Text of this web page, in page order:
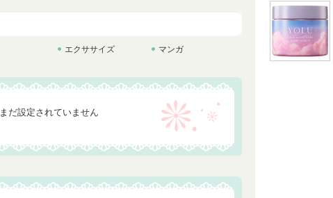
エクササイズ マンガ
まだ設定されていません